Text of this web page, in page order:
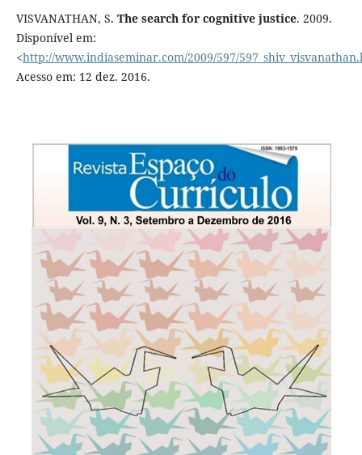
VISVANATHAN, S. The search for cognitive justice. 2009.
Disponível em:
<http://www.indiaseminar.com/2009/597/
Acesso em: 12 dez. 2016.